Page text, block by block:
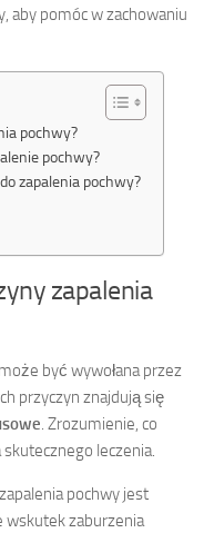
aby pomóc w zachowaniu
pochwy?
pochwy?
zapalenia pochwy?
zapalenia
być wywołana przez
przyczyn znajdują się
. Zrozumienie, co
leczenia.
pochwy jest
wskutek zaburzenia